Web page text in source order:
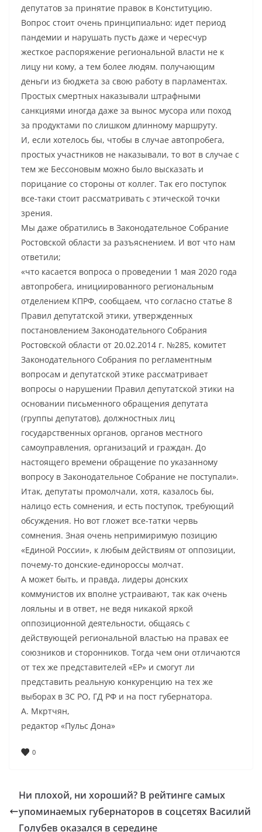
депутатов за принятие правок в Конституцию.
Вопрос стоит очень принципиально: идет период
пандемии и нарушать пусть даже и чересчур
жесткое распоряжение региональной власти не к
лицу ни кому, а тем более людям. получающим
деньги из бюджета за свою работу в парламентах.
Простых смертных наказывали штрафными
санкциями иногда даже за вынос мусора или поход
за продуктами по слишком длинному маршруту.
И, если хотелось бы, чтобы в случае автопробега,
простых участников не наказывали, то вот в случае с
тем же Бессоновым можно было высказать и
порицание со стороны от коллег. Так его поступок
все-таки стоит рассматривать с этической точки
зрения.
Мы даже обратились в Законодательное Собрание
Ростовской области за разъяснением. И вот что нам
ответили;
«что касается вопроса о проведении 1 мая 2020 года
автопробега, инициированного региональным
отделением КПРФ, сообщаем, что согласно статье 8
Правил депутатской этики, утвержденных
постановлением Законодательного Собрания
Ростовской области от 20.02.2014 г. №285, комитет
Законодательного Собрания по регламентным
вопросам и депутатской этике рассматривает
вопросы о нарушении Правил депутатской этики на
основании письменного обращения депутата
(группы депутатов), должностных лиц
государственных органов, органов местного
самоуправления, организаций и граждан. До
настоящего времени обращение по указанному
вопросу в Законодательное Собрание не поступали».
Итак, депутаты промолчали, хотя, казалось бы,
налицо есть сомнения, и есть поступок, требующий
обсуждения. Но вот гложет все-татки червь
сомнения. Зная очень непримиримую позицию
«Единой России», к любым действиям от оппозиции,
почему-то донские-единороссы молчат.
А может быть, и правда, лидеры донских
коммунистов их вполне устраивают, так как очень
лояльны и в ответ, не ведя никакой яркой
оппозиционной деятельности, общаясь с
действующей региональной властью на правах ее
союзников и сторонников. Тогда чем они отличаются
от тех же представителей «ЕР» и смогут ли
представить реальную конкуренцию на тех же
выборах в ЗС РО, ГД РФ и на пост губернатора.
А. Мкртчян,
редактор «Пульс Дона»
0
Ни плохой, ни хороший? В рейтинге самых
упоминаемых губернаторов в соцсетях Василий
Голубев оказался в середине